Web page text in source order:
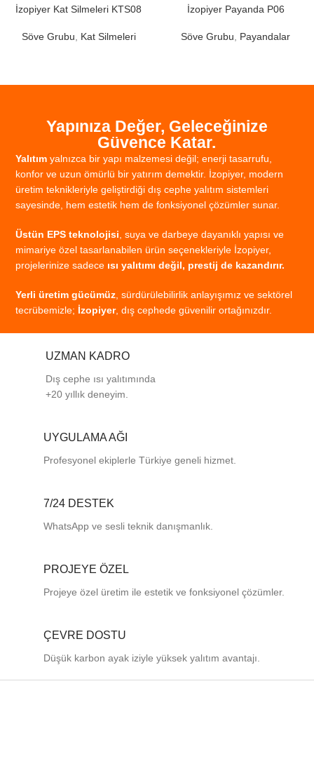
İzopiyer Kat Silmeleri KTS08
Söve Grubu Kat Silmeleri
İzopiyer Payanda P06
Söve Grubu Payandalar
Yapınıza Değer, Geleceğinize
Güvence Katar.
Yalıtım yalnızca bir yapı malzemesi değil; enerji tasarrufu,
konfor ve uzun ömürlü bir yatırım demektir. İzopiyer, modern
üretim teknikleriyle geliştirdiği dış cephe yalıtım sistemleri
sayesinde, hem estetik hem de fonksiyonel çözümler sunar.
Üstün EPS teknolojisi suya ve darbeye dayanıklı yapısı ve
mimariye özel tasarlanabilen ürün seçenekleriyle İzopiyer,
projelerinize sadece ısı yalıtımı değil, prestij de kazandırır.
Yerli üretim gücümüz sürdürülebilirlik anlayışımız ve sektörel
tecrübemizle; İzopiyer, dış cephede güvenilir ortağınızdır.
UZMAN KADRO
Dış cephe ısı yalıtımında
+20 yıllık deneyim.
UYGULAMA AĞI
Profesyonel ekiplerle Türkiye geneli hizmet.
7/24 DESTEK
WhatsApp ve sesli teknik danışmanlık.
PROJEYE ÖZEL
Projeye özel üretim ile estetik ve fonksiyonel çözümler.
ÇEVRE DOSTU
Düşük karbon ayak iziyle yüksek yalıtım avantajı.